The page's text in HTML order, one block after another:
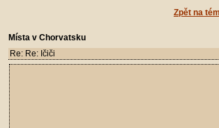
Zpět na
Místa v Chorvatsku